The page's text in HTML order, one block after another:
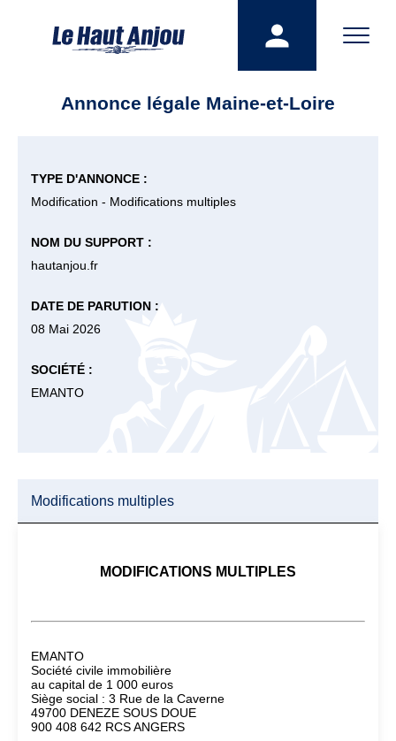
Annonce légale Maine-et-Loire
TYPE D'ANNONCE :
Modification - Modifications multiples
NOM DU SUPPORT :
hautanjou.fr
DATE DE PARUTION :
08 Mai 2026
SOCIÉTÉ :
EMANTO
Modifications multiples
MODIFICATIONS MULTIPLES
EMANTO
Société civile immobilière
au capital de 1 000 euros
Siège social : 3 Rue de la Caverne
49700 DENEZE SOUS DOUE
900 408 642 RCS ANGERS